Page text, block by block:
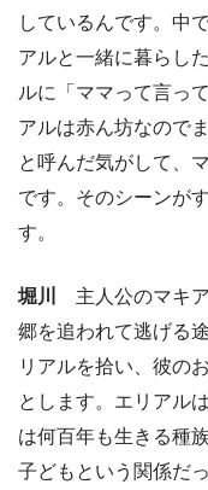
しているんです。中
アルと一緒に暮らし
ルに「ママって言っ
アルは赤ん坊なので
と呼んだ気がして、
です。そのシーンが
す。
堀川
主人公のマキ
郷を追われて逃げる
リアルを拾い、彼の
とします。エリアル
は何百年も生きる種
子どもという関係だ